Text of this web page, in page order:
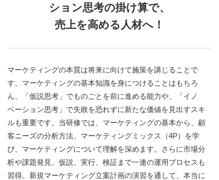
ション思考の掛け算で、
売上を高める人材へ！
マーケティングの本質は将来に向けて施策を講じることで
す。マーケティングの基本知識を身につけることはもちろ
ん、「仮説思考」でものごとを前に進める能力や、「イノ
ベーション思考」で失敗を恐れずに新たな価値を見出すスキ
ルも重要です。当研修では、マーケティングの基本から、顧
客ニーズの分析方法、マーケティングミックス（4P）を学
び、マーケティングについて理解を深めます。さらに市場分
析や課題発見、仮説、実行、検証まで一連の運用プロセスも
習得。新規マーケティング立案計画の演習を通して、本当に